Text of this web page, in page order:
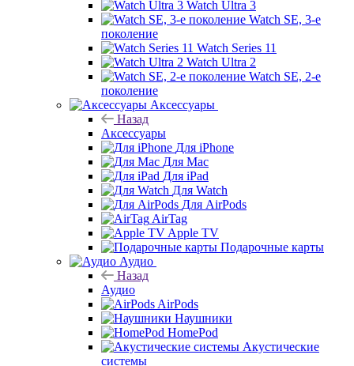
Watch Ultra 3
Watch SE, 3-е
поколение
Watch Series 11
Watch Ultra 2
Watch SE, 2-е
поколение
Аксессуары
Назад
Аксессуары
Для iPhone
Для Mac
Для iPad
Для Watch
Для AirPods
AirTag
Apple TV
Подарочные карты
Аудио
Назад
Аудио
AirPods
Наушники
HomePod
Акустические
системы